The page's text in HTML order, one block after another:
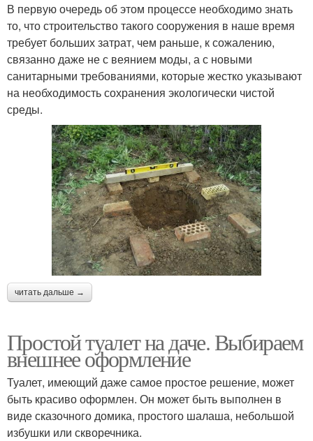
В первую очередь об этом процессе необходимо знать
то, что строительство такого сооружения в наше время
требует больших затрат, чем раньше, к сожалению,
связанно даже не с веянием моды, а с новыми
санитарными требованиями, которые жестко указывают
на необходимость сохранения экологически чистой
среды.
читать дальше →
Простой туалет на даче. Выбираем
внешнее оформление
Туалет, имеющий даже самое простое решение, может
быть красиво оформлен. Он может быть выполнен в
виде сказочного домика, простого шалаша, небольшой
избушки или скворечника.